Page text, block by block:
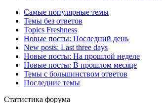
Самые популярные темы
Темы без ответов
Topics Freshness
Новые посты: Последний день
New posts: Last three days
Новые посты: На прошлой неделе
Новые посты: В прошлом месяце
Темы с большинством ответов
Последние темы
Статистика форума